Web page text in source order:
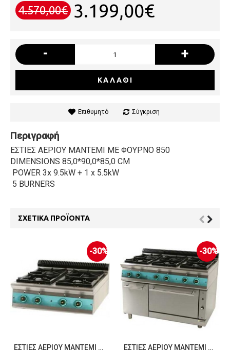
4.570,00€ 3.199,00€
- +
ΚΑΛΆΘΙ
Επιθυμητό Σύγκριση
Περιγραφή
ΕΣΤΙΕΣ ΑΕΡΙΟΥ ΜΑΝΤΕΜΙ ΜΕ ΦΟΥΡΝΟ 850
DIMENSIONS 85,0*90,0*85,0 CM
POWER 3x 9.5kW + 1 x 5.5kW
5 BURNERS
ΣΧΕΤΙΚΆ ΠΡΟΪΌΝΤΑ
-30%
ΕΣΤΊΕΣ ΑΕΡΊΟΥ ΜΑΝΤΈΜΙ 850
-30%
ΕΣΤΊΕΣ ΑΕΡΊΟΥ ΜΑΝΤΈΜΙ ΜΕ ΦΟΎΡΝΟ ΚΑΙ ΕΡΜΆΡΙΟ 1260